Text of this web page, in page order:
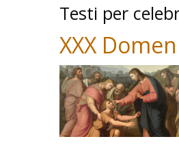
B
_
2024
Testi per
XXX